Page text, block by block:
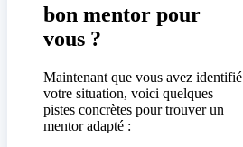
bon mentor pour
vous ?
Maintenant que vous avez identifié
votre situation, voici quelques
pistes concrètes pour trouver un
mentor adapté :